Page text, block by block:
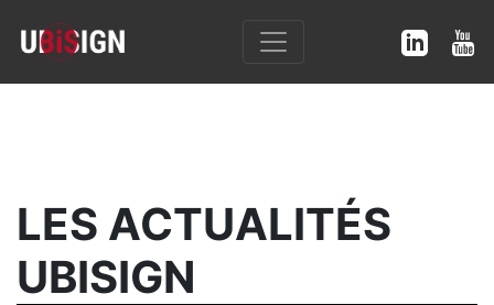
LES ACTUALITÉS
UBISIGN